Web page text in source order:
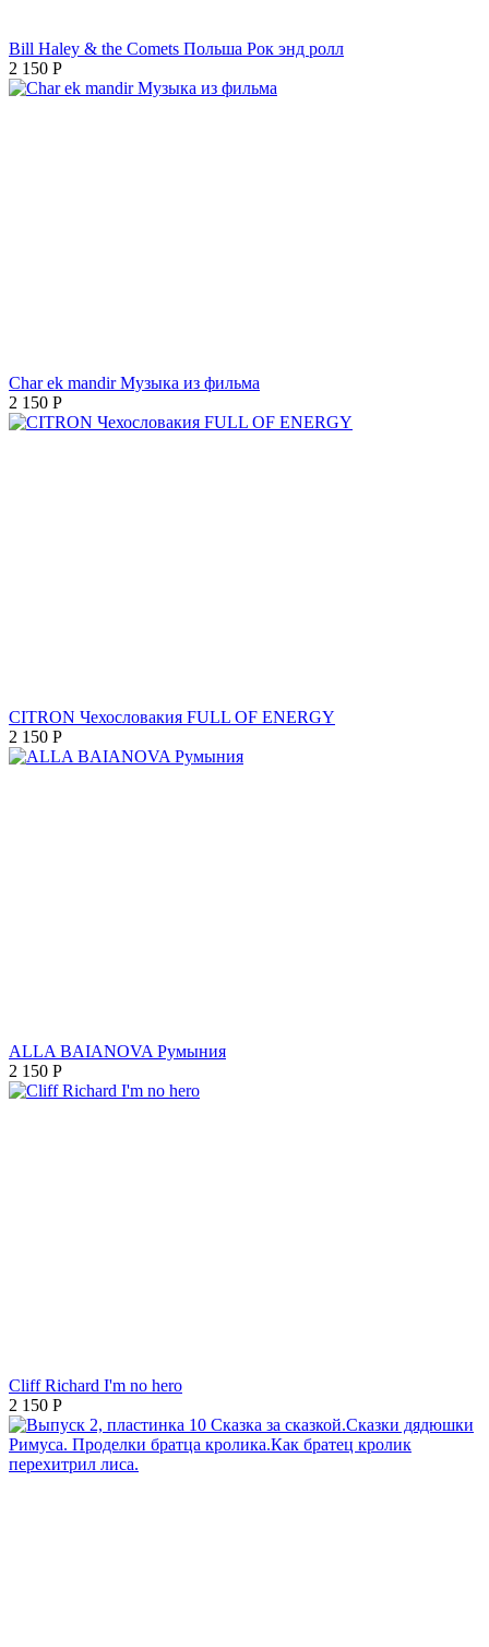
Bill Haley & the Comets Польша Рок энд ролл
2 150 Р
Char ek mandir Музыка из фильма
2 150 Р
CITRON Чехословакия FULL OF ENERGY
2 150 Р
ALLA BAIANOVA Румыния
2 150 Р
Cliff Richard I'm no hero
2 150 Р